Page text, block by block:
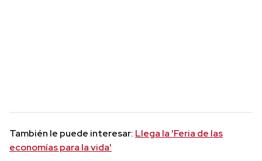
También le puede interesar: Llega la 'Feria de las
economías para la vida'